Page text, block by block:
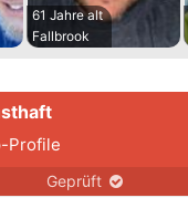
61 Jahre alt
Fallbrook
Profile
Geprüft